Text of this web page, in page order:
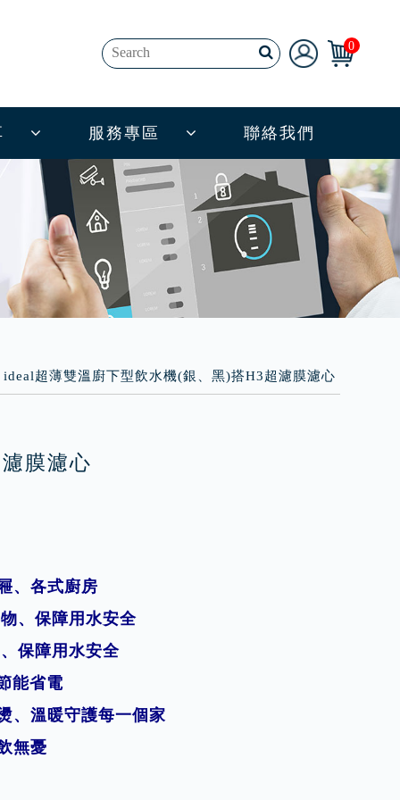
0
服務專區 聯絡我們
ideal超薄雙溫廚下型飲水機(銀、黑)搭H3超濾膜濾心
膜濾心
、各式廚房
、保障用水安全
保障用水安全
能省電
、溫暖守護每一個家
無憂